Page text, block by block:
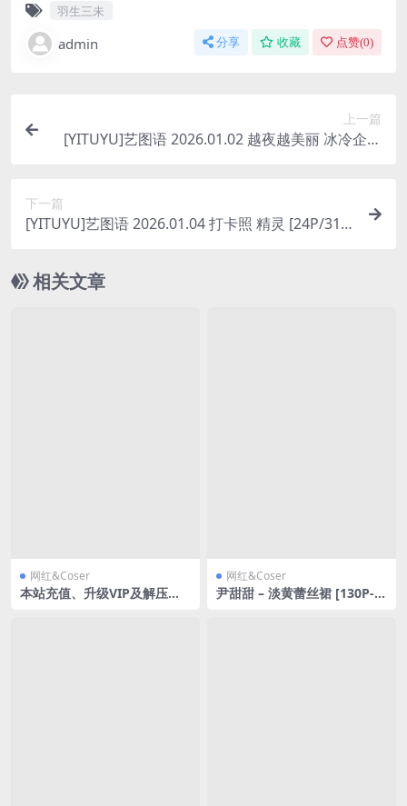
羽生三未
admin 分享 收藏 点赞(0)
上一篇
[YITUYU]艺图语 2026.01.02 越夜越美丽 冰冷企鹅
下一篇
[YITUYU]艺图语 2026.01.04 打卡照 精灵 [24P/315
相关文章
网红&Coser
本站充值、升级VIP及解压教
网红&Coser
尹甜甜 – 淡黄蕾丝裙 [130P-6